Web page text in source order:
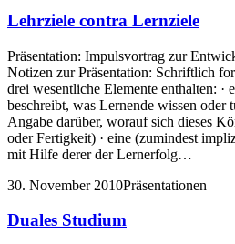
Lehrziele contra Lernziele
Präsentation: Impulsvortrag zur
Notizen zur Präsentation: Schriftlich
drei wesentliche Elemente enthalten: ·
beschreibt, was Lernende wissen oder
Angabe darüber, worauf sich dieses
oder Fertigkeit) · eine (zumindest
mit Hilfe derer der Lernerfolg…
30. November 2010Präsentationen
Duales Studium